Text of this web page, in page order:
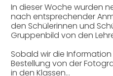
In dieser Woche wurden
nach entsprechender
den Schülerinnen und
Gruppenbild von den
Sobald wir die
Bestellung von der
in den Klassen…